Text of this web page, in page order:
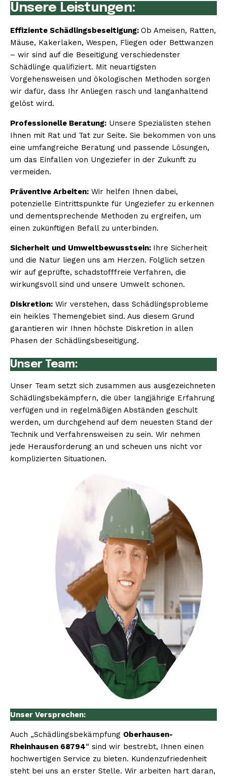
Unsere Leistungen:
Effiziente Schädlingsbeseitigung: Ob Ameisen, Ratten,
Mäuse, Kakerlaken, Wespen, Fliegen oder Bettwanzen
– wir sind auf die Beseitigung verschiedenster
Schädlinge qualifiziert. Mit neuartigsten
Vorgehensweisen und ökologischen Methoden sorgen
wir dafür, dass Ihr Anliegen rasch und langanhaltend
gelöst wird.
Professionelle Beratung: Unsere Spezialisten stehen
Ihnen mit Rat und Tat zur Seite. Sie bekommen von uns
eine umfangreiche Beratung und passende Lösungen,
um das Einfallen von Ungeziefer in der Zukunft zu
vermeiden.
Präventive Arbeiten: Wir helfen Ihnen dabei,
potenzielle Eintrittspunkte für Ungeziefer zu erkennen
und dementsprechende Methoden zu ergreifen, um
einen zukünftigen Befall zu unterbinden.
Sicherheit und Umweltbewusstsein: Ihre Sicherheit
und die Natur liegen uns am Herzen. Folglich setzen
wir auf geprüfte, schadstofffreie Verfahren, die
wirkungsvoll sind und unsere Umwelt schonen.
Diskretion: Wir verstehen, dass Schädlingsprobleme
ein heikles Themengebiet sind. Aus diesem Grund
garantieren wir Ihnen höchste Diskretion in allen
Phasen der Schädlingsbeseitigung.
Unser Team:
Unser Team setzt sich zusammen aus ausgezeichneten
Schädlingsbekämpfern, die über langjährige Erfahrung
verfügen und in regelmäßigen Abständen geschult
werden, um durchgehend auf dem neuesten Stand der
Technik und Verfahrensweisen zu sein. Wir nehmen
jede Herausforderung an und scheuen uns nicht vor
komplizierten Situationen.
Unser Versprechen:
Auch „Schädlingsbekämpfung Oberhausen-
Rheinhausen 68794“ sind wir bestrebt, Ihnen einen
hochwertigen Service zu bieten. Kundenzufriedenheit
steht bei uns an erster Stelle. Wir arbeiten hart daran,